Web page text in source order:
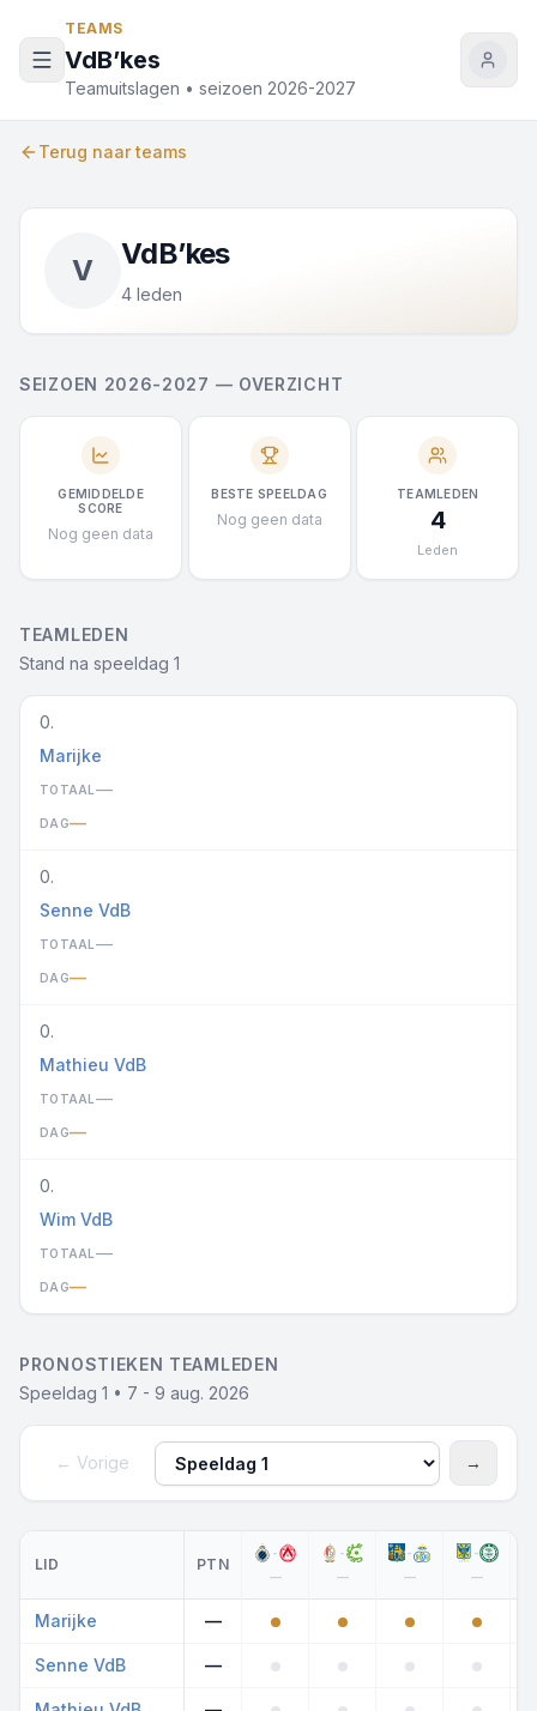
TEAMS
VdB’kes
Teamuitslagen • seizoen 2026-2027
Terug naar teams
V VdB’kes
4 leden
SEIZOEN 2026-2027 — OVERZICHT
GEMIDDELDE
SCORE
Nog geen data
BESTE SPEELDAG
Nog geen data
TEAMLEDEN
4
Leden
TEAMLEDEN
Stand na speeldag 1
0.
Marijke
TOTAAL —
DAG—
0.
Senne VdB
TOTAAL —
DAG—
0.
Mathieu VdB
TOTAAL —
DAG—
0.
Wim VdB
TOTAAL —
DAG—
PRONOSTIEKEN TEAMLEDEN
Speeldag 1 • 7 - 9 aug. 2026
← Vorige
→
LID PTN
-
—
-
—
-
—
-
—
Marijke —
Senne VdB —